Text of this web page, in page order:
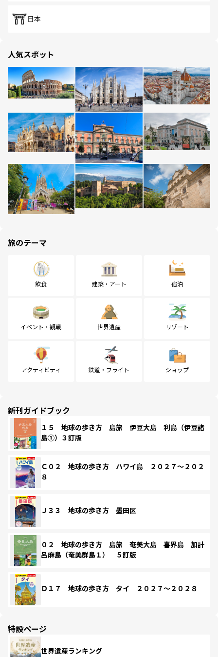
日本
人気スポット
旅のテーマ
飲食 建築・アート 宿泊
イベント・観戦 世界遺産 リゾート
アクティビティ 鉄道・フライト ショップ
新刊ガイドブック
１５ 地球の歩き方 島旅 伊豆大島 利島（伊豆諸
島①）３訂版
Ｃ０２ 地球の歩き方 ハワイ島 ２０２７～２０２
８
Ｊ３３ 地球の歩き方 墨田区
０２ 地球の歩き方 島旅 奄美大島 喜界島 加計
呂麻島（奄美群島１） ５訂版
Ｄ１７ 地球の歩き方 タイ ２０２７～２０２８
特設ページ
世界遺産ランキング